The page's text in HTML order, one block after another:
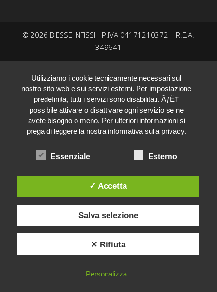
© 2026 BIESSE INFISSI - P.IVA 04171210372 – R.E.A.
349641
Biesse Infissi
Ciao, sono Ilaria!
Come posso aiutarti?
Utilizziamo i cookie tecnicamente necessari sul
nostro sito web e sui servizi esterni. Per impostazione
predefinita, tutti i servizi sono disabilitati. ÃƒË†
possibile attivare o disattivare ogni servizio se ne
avete bisogno o meno. Per ulteriori informazioni si
prega di leggere la nostra informativa sulla privacy.
Essenziale Esterno
✓ Accetta
Salva selezione
✕ Rifiuta
Personalizza